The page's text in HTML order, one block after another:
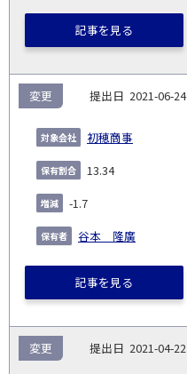
記事を見る
2021-06-24
初穂商事
変更
13.34
-1.7
谷本 隆廣
記事を見る
2021-04-22
変更